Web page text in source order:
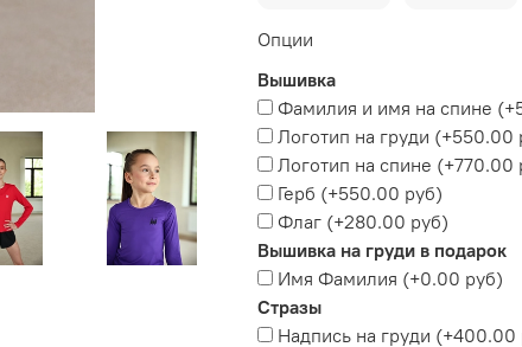
Опции
Вышивка
Фамилия и имя на спине (+
Логотип на груди (+550.00
Логотип на спине (+770.00
Герб (+550.00 руб)
Флаг (+280.00 руб)
Вышивка на груди в подарок
Имя Фамилия (+0.00 руб)
Стразы
Надпись на груди (+400.00